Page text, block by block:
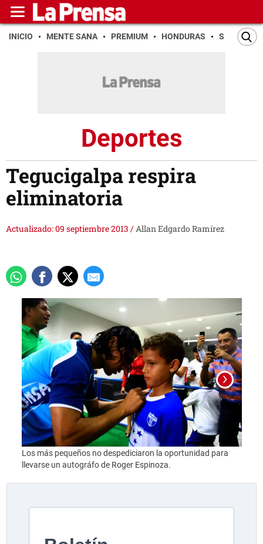
INICIO MENTE SANA PREMIUM HONDURAS SAN PEDRO
Deportes
Tegucigalpa respira
eliminatoria
Actualizado: 09 septiembre 2013 /Allan Edgardo Ramírez
Los más pequeños no despediciaron la oportunidad para
llevarse un autográfo de Roger Espinoza.
Dos